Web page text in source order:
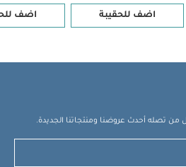
اضف للحقيبة اضف
من تصله أحدث عروضنا ومنتجاتنا الجديدة.